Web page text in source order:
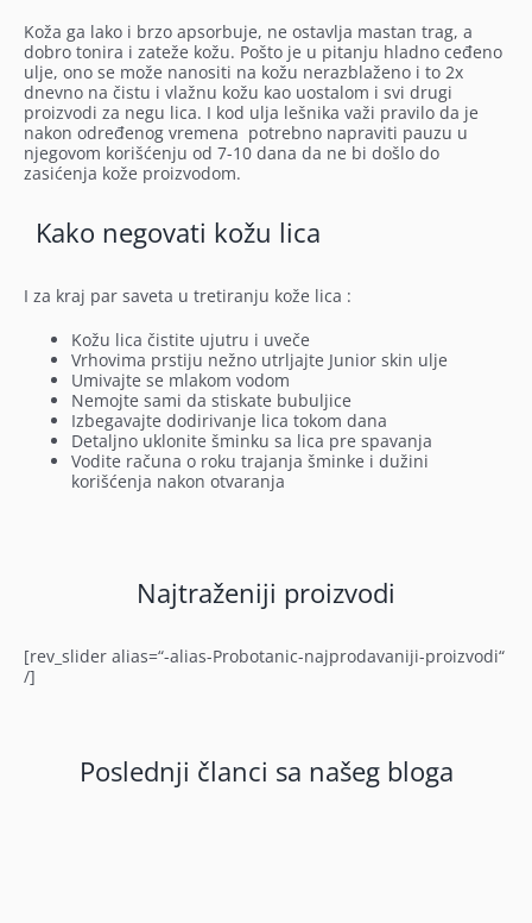
Koža ga lako i brzo apsorbuje, ne ostavlja mastan trag, a
dobro tonira i zateže kožu. Pošto je u pitanju hladno ceđeno
ulje, ono se može nanositi na kožu nerazblaženo i to 2x
dnevno na čistu i vlažnu kožu kao uostalom i svi drugi
proizvodi za negu lica. I kod ulja lešnika važi pravilo da je
nakon određenog vremena potrebno napraviti pauzu u
njegovom korišćenju od 7-10 dana da ne bi došlo do
zasićenja kože proizvodom.
Kako negovati kožu lica
I za kraj par saveta u tretiranju kože lica :
Kožu lica čistite ujutru i uveče
Vrhovima prstiju nežno utrljajte Junior skin ulje
Umivajte se mlakom vodom
Nemojte sami da stiskate bubuljice
Izbegavajte dodirivanje lica tokom dana
Detaljno uklonite šminku sa lica pre spavanja
Vodite računa o roku trajanja šminke i dužini
korišćenja nakon otvaranja
Najtraženiji proizvodi
[rev_slider alias=“-alias-Probotanic-najprodavaniji-proizvodi“
/]
Poslednji članci sa našeg bloga